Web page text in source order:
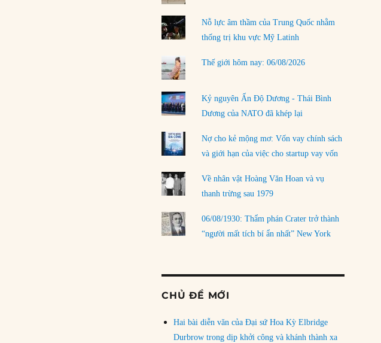
30/07/2026
LOAD MORE
Nỗ lực âm thầm của Trung Quốc nhằm
thống trị khu vực Mỹ Latinh
Thế giới hôm nay: 06/08/2026
Kỷ nguyên Ấn Độ Dương - Thái Bình
Dương của NATO đã khép lại
Nợ cho kẻ mộng mơ: Vốn vay chính sách
và giới hạn của việc cho startup vay vốn
Về nhân vật Hoàng Văn Hoan và vụ
thanh trừng sau 1979
06/08/1930: Thẩm phán Crater trở thành
“người mất tích bí ẩn nhất” New York
CHỦ ĐỀ MỚI
Hai bài diễn văn của Đại sứ Hoa Kỳ Elbridge
Durbrow trong dịp khởi công và khánh thành xa